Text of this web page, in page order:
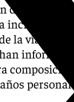
de Alta
incidencia
la vía de un